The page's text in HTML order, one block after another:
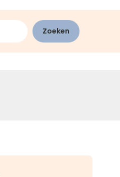
Zoeken